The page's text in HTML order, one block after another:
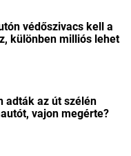
védőszivacs kell a
különben milliós lehet
adták az út szélén
vajon megérte?